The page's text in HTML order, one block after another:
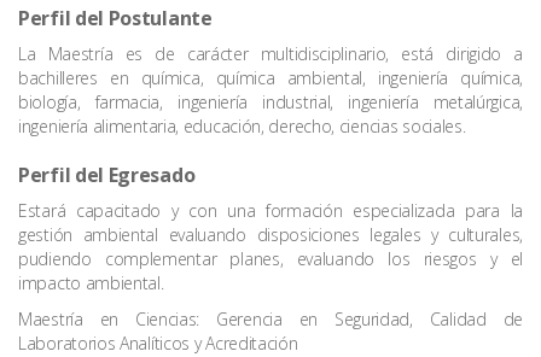
Perfil del Postulante
La Maestría es de carácter multidisciplinario, está dirigido a
bachilleres en química, química ambiental, ingeniería química,
biología, farmacia, ingeniería industrial, ingeniería metalúrgica,
ingeniería alimentaria, educación, derecho, ciencias sociales.
Perfil del Egresado
Estará capacitado y con una formación especializada para la
gestión ambiental evaluando disposiciones legales y culturales,
pudiendo complementar planes, evaluando los riesgos y el
impacto ambiental.
Maestría en Ciencias: Gerencia en Seguridad, Calidad de
Laboratorios Analíticos y Acreditación